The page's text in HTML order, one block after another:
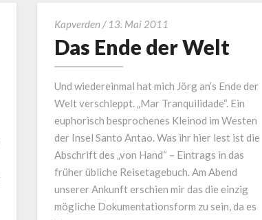
Kapverden / 13. Mai 2011
Ende
der
Das Ende der Welt
Und wiedereinmal hat mich Jörg an’s Ende der
Welt verschleppt. „Mar Tranquilidade“. Ein
euphorisch besprochenes Kleinod im Westen
der Insel Santo Antao. Was ihr hier lest ist die
Abschrift des „von Hand“ – Eintrags in das
früher übliche Reisetagebuch. Am Abend
unserer Ankunft erschien mir das die einzig
mögliche Dokumentationsform zu sein, da es